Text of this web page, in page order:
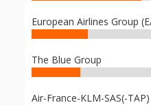
European Airlines Group
The Blue Group
Air-France-KLM-SAS(-TAP)